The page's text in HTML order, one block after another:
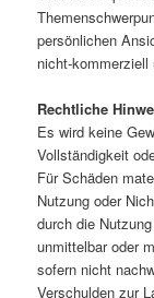
persönlichen
nicht-
Rechtliche
Es wird keine
Vollständigkeit
Für Schäden
Nutzung oder
durch die
unmittelbar oder
sofern nicht
Verschulden zur